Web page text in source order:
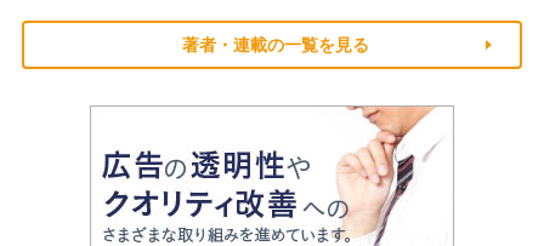
著者・連載の一覧を見る